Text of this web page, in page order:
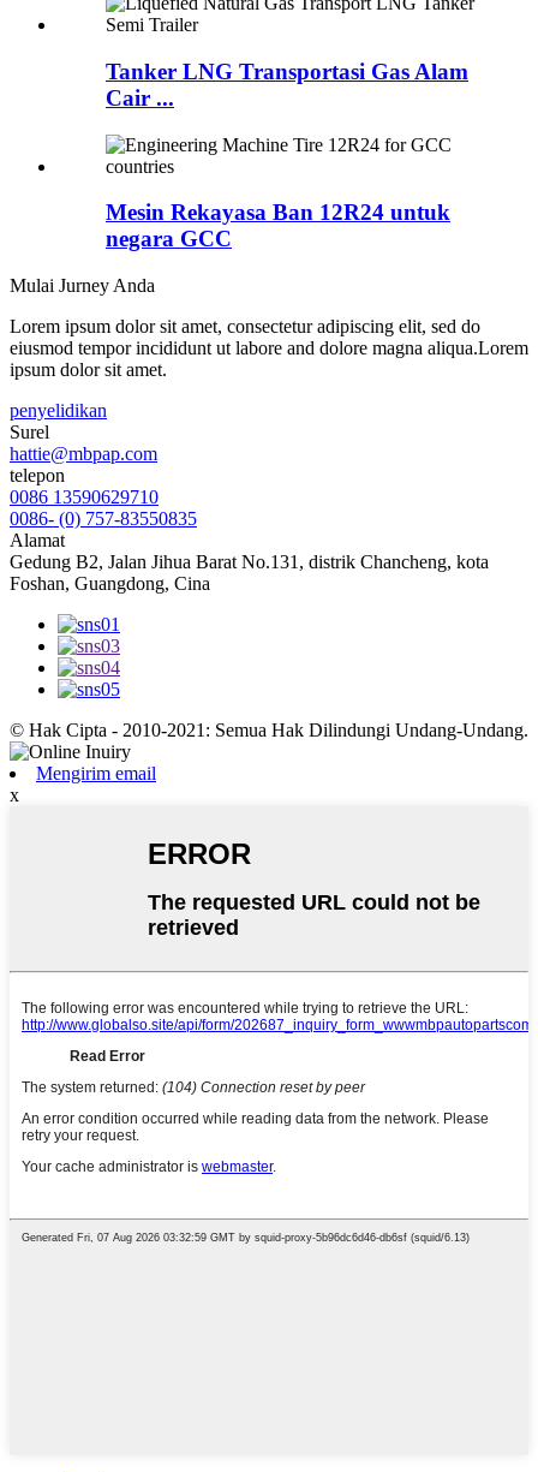
Tanker LNG Transportasi Gas Alam
Cair ...
Mesin Rekayasa Ban 12R24 untuk
negara GCC
Mulai Jurney Anda
Lorem ipsum dolor sit amet, consectetur adipiscing elit, sed do
eiusmod tempor incididunt ut labore and dolore magna aliqua.Lorem
ipsum dolor sit amet.
penyelidikan
Surel
hattie@mbpap.com
telepon
0086 13590629710
0086- (0) 757-83550835
Alamat
Gedung B2, Jalan Jihua Barat No.131, distrik Chancheng, kota
Foshan, Guangdong, Cina
© Hak Cipta - 2010-2021: Semua Hak Dilindungi Undang-Undang.
Mengirim email
x